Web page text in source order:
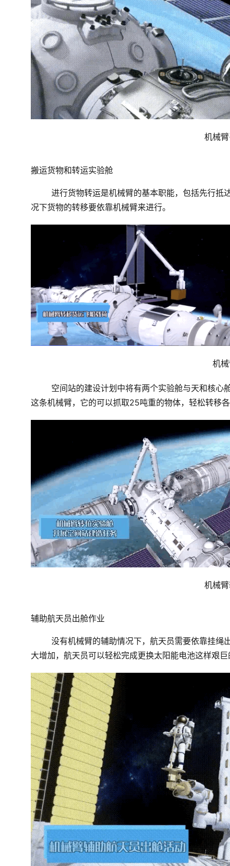
机械
搬运货物和转运实验舱
进行货物转运是机械臂的基本职能，包括先行抵
况下货物的转移要依靠机械臂来进行。
机
空间站的建设计划中将有两个实验舱与天和核心
这条机械臂，它的可以抓取25吨重的物体，轻松转移
机械
辅助航天员出舱作业
没有机械臂的辅助情况下，航天员需要依靠挂绳
大增加，航天员可以轻松完成更换太阳能电池这样艰